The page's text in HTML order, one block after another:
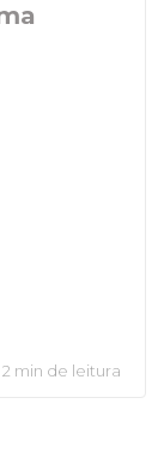
2 min de leitura